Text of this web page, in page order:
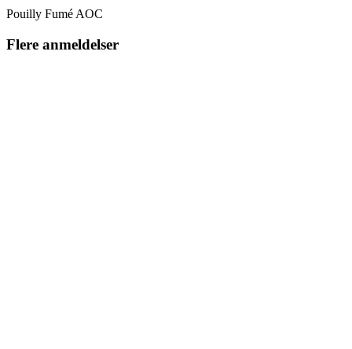
Pouilly Fumé AOC
Flere anmeldelser